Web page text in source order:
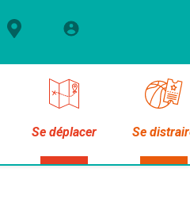
Se déplacer Se